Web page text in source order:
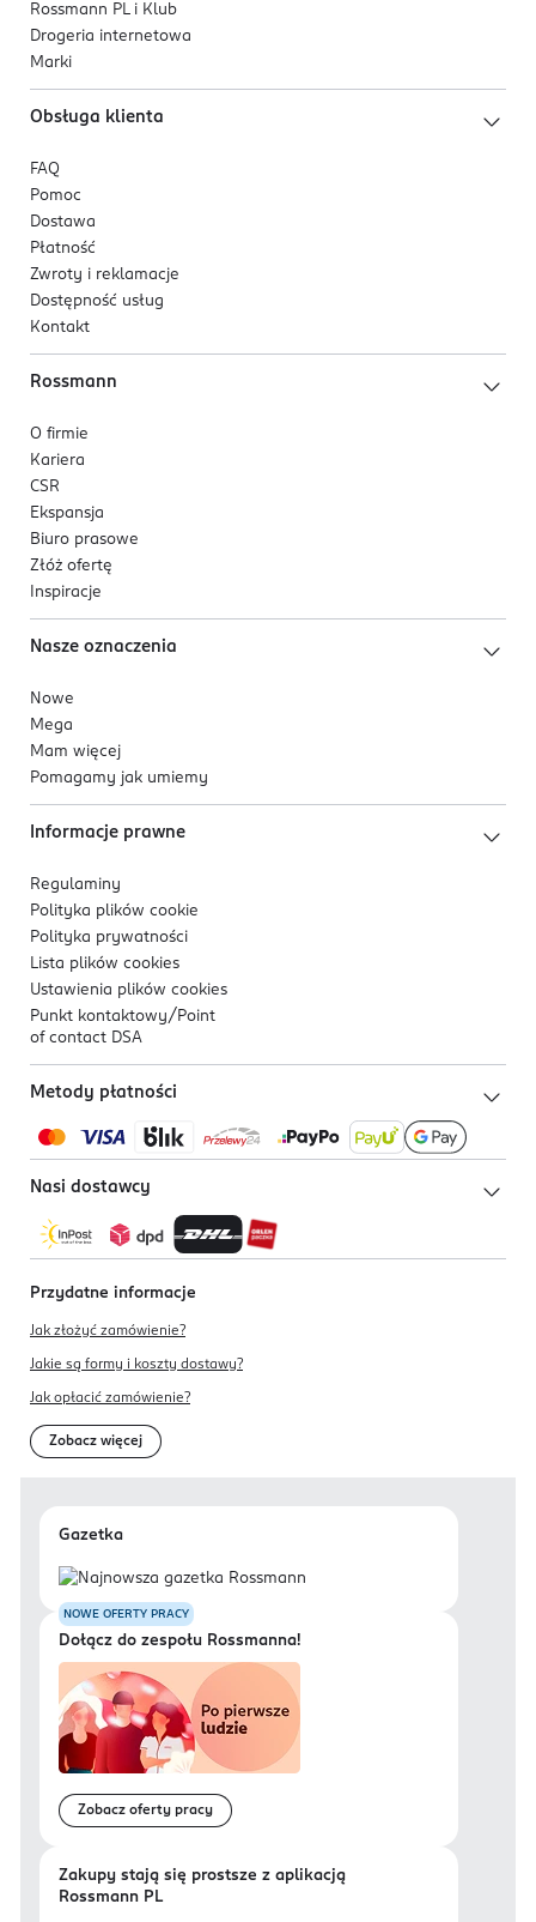
Rossmann PL i Klub
Drogeria internetowa
Marki
Obsługa klienta
FAQ
Pomoc
Dostawa
Płatność
Zwroty i reklamacje
Dostępność usług
Kontakt
Rossmann
O firmie
Kariera
CSR
Ekspansja
Biuro prasowe
Złóż ofertę
Inspiracje
Nasze oznaczenia
Nowe
Mega
Mam więcej
Pomagamy jak umiemy
Informacje prawne
Regulaminy
Polityka plików cookie
Polityka prywatności
Lista plików cookies
Ustawienia plików cookies
Punkt kontaktowy/ Point
of contact DSA
Metody płatności
Nasi dostawcy
Przydatne informacje
Jak złożyć zamówienie?
Jakie są formy i koszty dostawy?
Jak opłacić zamówienie?
Zobacz więcej
Gazetka
NOWE OFERTY PRACY
Dołącz do zespołu Rossmanna!
Zobacz oferty pracy
Zakupy stają się prostsze z aplikacją
Rossmann PL